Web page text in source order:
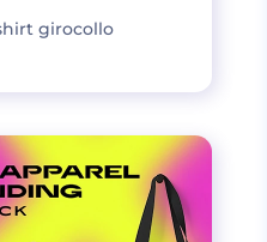
girocollo